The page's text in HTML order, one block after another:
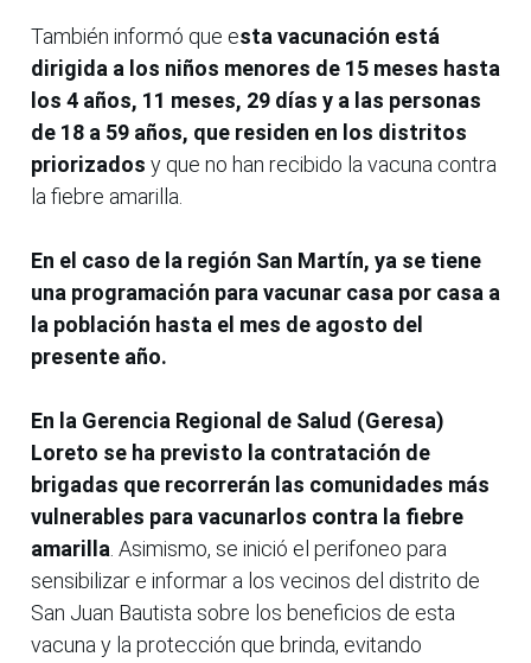
También informó que esta vacunación está
dirigida a los niños menores de 15 meses hasta
los 4 años, 11 meses, 29 días y a las personas
de 18 a 59 años, que residen en los distritos
priorizados y que no han recibido la vacuna contra
la fiebre amarilla.
En el caso de la región San Martín, ya se tiene
una programación para vacunar casa por casa a
la población hasta el mes de agosto del
presente año.
En la Gerencia Regional de Salud (Geresa)
Loreto se ha previsto la contratación de
brigadas que recorrerán las comunidades más
vulnerables para vacunarlos contra la fiebre
amarilla . Asimismo, se inició el perifoneo para
sensibilizar e informar a los vecinos del distrito de
San Juan Bautista sobre los beneficios de esta
vacuna y la protección que brinda, evitando